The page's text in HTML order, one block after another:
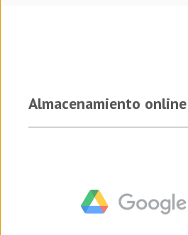
Almacenamiento online